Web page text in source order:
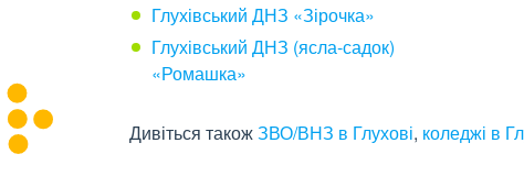
Глухівський ДНЗ «Зірочка»
Глухівський ДНЗ (ясла-садок)
«Ромашка»
Дивіться такожЗВО/ВНЗ в Глухові, коледжі в